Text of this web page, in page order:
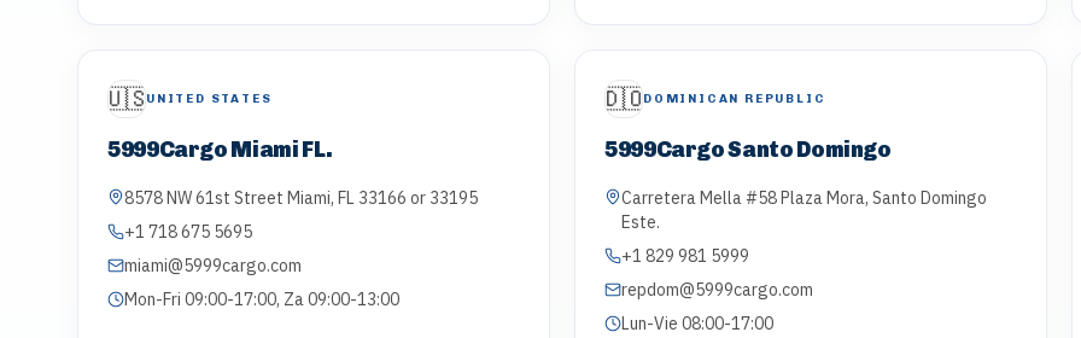
🇺🇸UNITED STATES
5999Cargo Miami FL.
8578 NW 61st Street Miami, FL 33166 or 33195
+1 718 675 5695
miami@5999cargo.com
Mon-Fri 09:00-17:00, Za 09:00-13:00
🇩🇴DOMINICAN REPUBLIC
5999Cargo Santo Domingo
Carretera Mella #58 Plaza Mora, Santo Domingo
Este.
+1 829 981 5999
repdom@5999cargo.com
Lun-Vie 08:00-17:00